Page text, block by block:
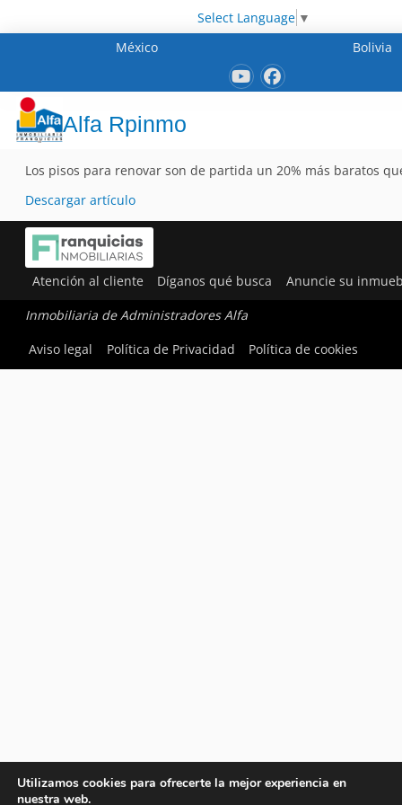
Select Language ▼
México
Bolivia
Alfa Rpinmo
Los pisos para renovar son de partida un 20% más baratos
Descargar artículo
Atención al cliente Díganos qué busca Anuncie su
Inmobiliaria de Administradores Alfa
Aviso legal
Política de Privacidad Política de cookies
Utilizamos cookies para ofrecerte la mejor experiencia en
nuestra web.